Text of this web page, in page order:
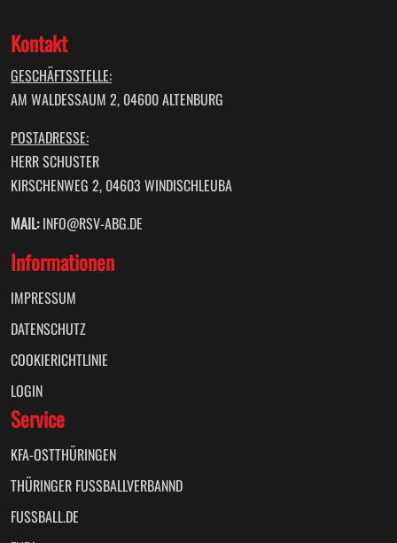
Kontakt
GESCHÄFTSSTELLE:
AM WALDESSAUM 2, 04600 ALTENBURG
POSTADRESSE:
HERR SCHUSTER
KIRSCHENWEG 2, 04603 WINDISCHLEUBA
MAIL:INFO@RSV-ABG.DE
Informationen
IMPRESSUM
DATENSCHUTZ
COOKIERICHTLINIE
LOGIN
Service
KFA-OSTTHÜRINGEN
THÜRINGER FUSSBALLVERBANND
FUSSBALL.DE